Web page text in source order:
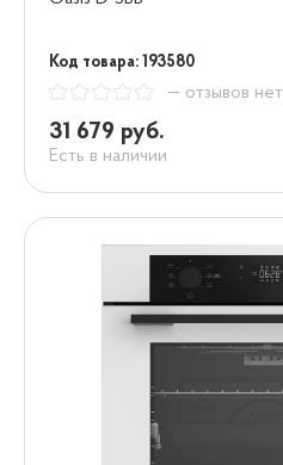
Код товара: 193580
— отзывов нет
31 679 руб.
Есть в наличии